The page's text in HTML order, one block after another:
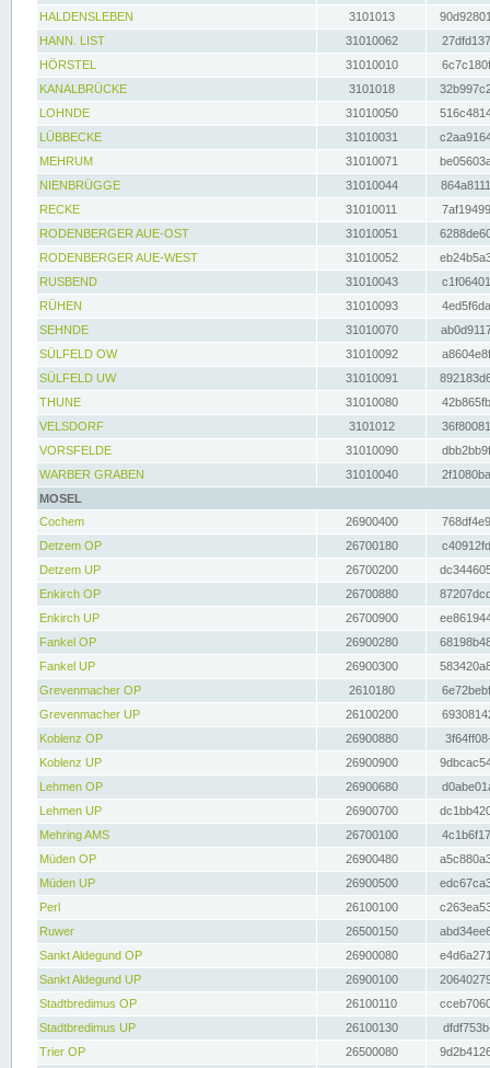
HALDENSLEBEN
3101013
HANN. LIST
31010062
HÖRSTEL
31010010
KANALBRÜCKE
3101018
LOHNDE
31010050
LÜBBECKE
31010031
MEHRUM
31010071
NIENBRÜGGE
31010044
RECKE
31010011
RODENBERGER AUE-OST
31010051
RODENBERGER AUE-WEST
31010052
RUSBEND
31010043
RÜHEN
31010093
SEHNDE
31010070
SÜLFELD OW
31010092
SÜLFELD UW
31010091
THUNE
31010080
VELSDORF
3101012
VORSFELDE
31010090
WARBER GRABEN
31010040
MOSEL
Cochem
26900400
Detzem OP
26700180
Detzem UP
26700200
Enkirch OP
26700880
Enkirch UP
26700900
Fankel OP
26900280
Fankel UP
26900300
Grevenmacher OP
2610180
Grevenmacher UP
26100200
Koblenz OP
26900880
Koblenz UP
26900900
Lehmen OP
26900680
Lehmen UP
26900700
Mehring AMS
26700100
Müden OP
26900480
Müden UP
26900500
Perl
26100100
Ruwer
26500150
Sankt Aldegund OP
26900080
Sankt Aldegund UP
26900100
Stadtbredimus OP
26100110
Stadtbredimus UP
26100130
Trier OP
26500080